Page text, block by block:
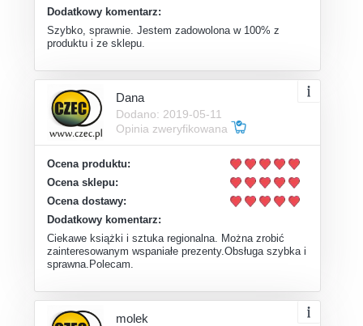
Dodatkowy komentarz:
Szybko, sprawnie. Jestem zadowolona w 100% z
produktu i ze sklepu.
Dana
Dodano: 2019-05-11
Opinia zweryfikowana
Ocena produktu:
Ocena sklepu:
Ocena dostawy:
Dodatkowy komentarz:
Ciekawe książki i sztuka regionalna. Można zrobić
zainteresowanym wspaniałe prezenty.Obsługa szybka i
sprawna.Polecam.
molek